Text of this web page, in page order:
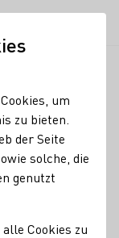
(WiM)
um
zu bieten.
der Seite
solche, die
genutzt
Cookies zu